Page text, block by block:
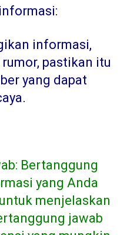
informasi,
pastikan itu
yang dapat
.
Bertanggung
yang Anda
menjelaskan
jawab